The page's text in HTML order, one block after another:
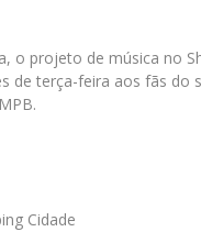
o projeto de música no
de terça-feira aos fãs do
Cidade